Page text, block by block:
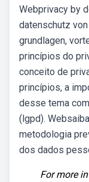
Webprivacy by
datenschutz
grundlagen,
princípios do
conceito de
princípios, a
desse tema
(lgpd).
metodologia
dos dados
For more